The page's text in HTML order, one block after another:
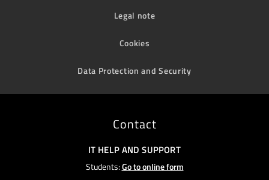
Legal note
Cookies
Data Protection and Security
Contact
IT HELP AND SUPPORT
Students:Go to online form